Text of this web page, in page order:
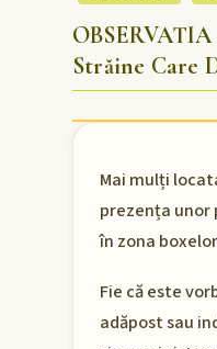
OBSERVATIA
Străine Care
Mai mulți
prezența unor
în zona
Fie că este
adăpost sau